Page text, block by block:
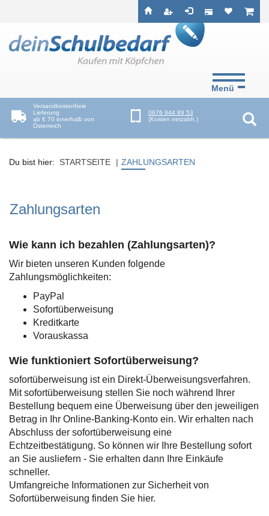
ist leerist
Menü
Versandkostenfreie
Lieferung
ab € 70 innerhalb von
Österreich
0676 944 89 53
(Kosten netzabh.)
Du bist hier: STARTSEITE ZAHLUNGSARTEN
Zahlungsarten
Wie kann ich bezahlen (Zahlungsarten)?
Wir bieten unseren Kunden folgende
Zahlungsmöglichkeiten:
PayPal
Sofortüberweisung
Kreditkarte
Vorauskassa
Wie funktioniert Sofortüberweisung?
sofortüberweisung ist ein Direkt-Überweisungsverfahren.
Mit sofortüberweisung stellen Sie noch während Ihrer
Bestellung bequem eine Überweisung über den jeweiligen
Betrag in Ihr Online-Banking-Konto ein. Wir erhalten nach
Abschluss der sofortüberweisung eine
Echtzeitbestätigung. So können wir Ihre Bestellung sofort
an Sie ausliefern - Sie erhalten dann Ihre Einkäufe
schneller.
Umfangreiche Informationen zur Sicherheit von
Sofortüberweisung finden Sie hier.